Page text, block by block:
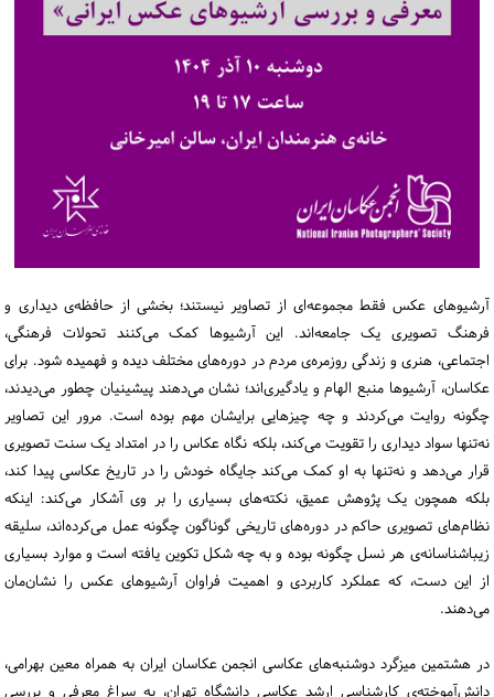
ورود / ثبت‌نام
خرید کتاب
آرشیوهای عکس فقط مجموعه‌ای از تصاویر نیستند؛ بخشی از حافظه‌ی دیداری و
فرهنگ تصویری یک جامعه‌اند. این آرشیوها کمک می‌کنند تحولات فرهنگی،
اجتماعی، هنری و زندگی روزمره‌ی مردم در دوره‌های مختلف دیده و فهمیده شود. برای
عکاسان، آرشیوها منبع الهام و یادگیری‌اند؛ نشان می‌دهند پیشینیان چطور می‌دیدند،
چگونه روایت می‌کردند و چه چیزهایی برایشان مهم بوده است. مرور این تصاویر
نه‌تنها سواد دیداری‌ را تقویت می‌کند، بلکه نگاه عکاس را در امتداد یک سنت تصویری
قرار می‌دهد و نه‌تنها به او کمک می‌کند جایگاه خودش را در تاریخ عکاسی پیدا کند،
بلکه همچون یک پژوهش عمیق، نکته‌های بسیاری را بر وی آشکار می‌کند: اینکه
نظام‌های تصویری حاکم در دوره‌های تاریخی گوناگون چگونه عمل می‌کرده‌اند، سلیقه
زیباشناسانه‌ی هر نسل چگونه بوده و به چه شکل تکوین یافته است و موارد بسیاری
از این دست، که عملکرد کاربردی و اهمیت فراوان آرشیوهای عکس را نشان‌مان
می‌دهند.
در هشتمین میزگرد دوشنبه‌های عکاسی انجمن عکاسان ایران به همراه معین بهرامی،